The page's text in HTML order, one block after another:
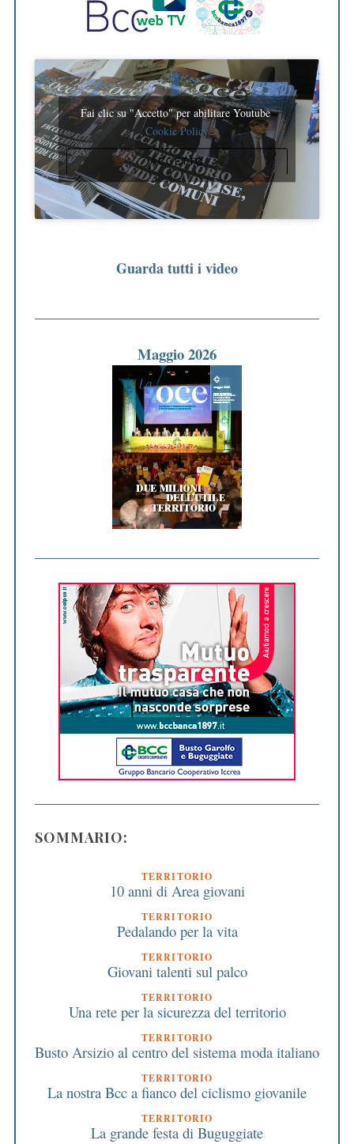
Fai clic su "Accetto" per abilitare Youtube
Cookie Policy
ACCETTO
Guarda tutti i video
Maggio 2026
SOMMARIO:
TERRITORIO
10 anni di Area giovani
TERRITORIO
Pedalando per la vita
TERRITORIO
Giovani talenti sul palco
TERRITORIO
Una rete per la sicurezza del territorio
TERRITORIO
Busto Arsizio al centro del sistema moda italiano
TERRITORIO
La nostra Bcc a fianco del ciclismo giovanile
TERRITORIO
La grande festa di Buguggiate